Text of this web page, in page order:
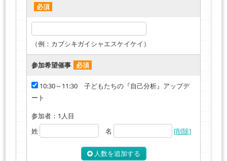
必須
（例：カブシキガイシャエスケイケイ）
参加希望催事 必須
10:30～11:30 子どもたちの『自己分析』アップデ
ート
参加者： 1 人目
姓
名 [削除]
人数を追加する